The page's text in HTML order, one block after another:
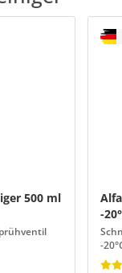
500 ml
-
-